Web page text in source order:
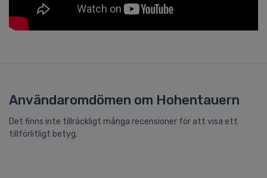
Användaromdömen om Hohentauern
Det finns inte tillräckligt många recensioner för att visa ett
tillförlitligt betyg.